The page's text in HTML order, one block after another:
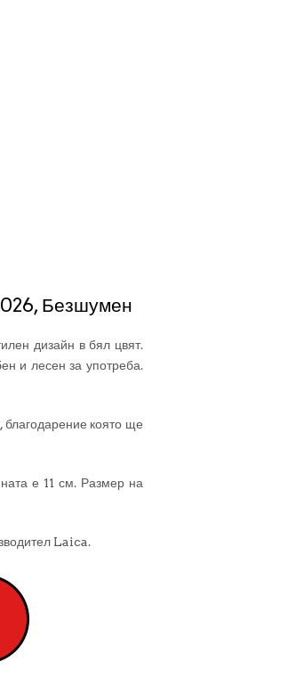
Безшумен
дизайн в бял цвят.
и лесен за употреба.
благодарение която ще
е 11 см. Размер на
Laica.